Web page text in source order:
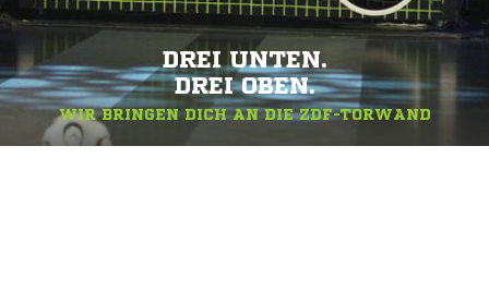
DREI UNTEN.
DREI OBEN.
WIR BRINGEN DICH AN DIE ZDF-TORWAND